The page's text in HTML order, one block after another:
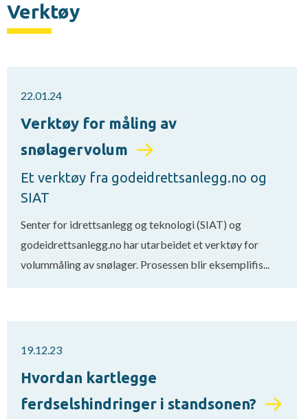
Verktøy
22.01.24
Verktøy for måling av
snølagervolum
Et verktøy fra godeidrettsanlegg.no og
SIAT
Senter for idrettsanlegg og teknologi (SIAT) og
godeidrettsanlegg.no har utarbeidet et verktøy for
volummåling av snølager. Prosessen blir eksemplifis...
19.12.23
Hvordan kartlegge
ferdselshindringer i standsonen?